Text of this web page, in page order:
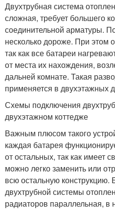
Двухтрубная система
сложная, требует большего
соединительной арматуры.
несколько дороже. При этом
так как все батареи
от места их нахождения,
дальней комнате. Такая
применяется в двухэтажных
Схемы подключения
двухэтажном коттедже
Важным плюсом такого
каждая батарея
от остальных, так как имеет
можно легко заменить или
всю остальную конструкцию.
двухтрубной системы
радиаторов параллельная, в